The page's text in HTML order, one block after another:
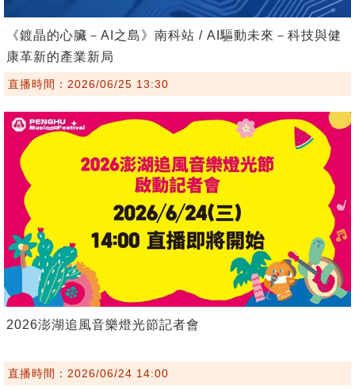
《鍍晶的心臟－AI之島》南科站 / AI驅動未來－科技與健
康革新的產業新局
直播時間：2026/06/25 13:30
2026澎湖追風音樂燈光節記者會
直播時間：2026/06/24 14:00